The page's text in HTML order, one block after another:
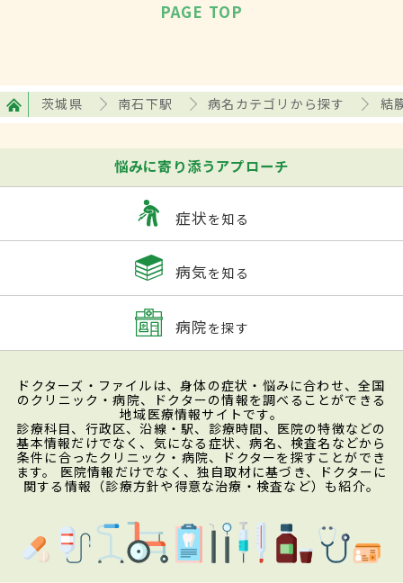
PAGE TOP
茨城県 南石下駅 病名カテゴリから探す 結
悩みに寄り添うアプローチ
症状を知る
病気を知る
病院を探す
ドクターズ・ファイルは、身体の症状・悩みに合わせ、全国
のクリニック・病院、ドクターの情報を調べることができる
地域医療情報サイトです。
診療科目、行政区、沿線・駅、診療時間、医院の特徴などの
基本情報だけでなく、気になる症状、病名、検査名などから
条件に合ったクリニック・病院、ドクターを探すことができ
ます。 医院情報だけでなく、独自取材に基づき、ドクターに
関する情報（診療方針や得意な治療・検査など）も紹介。